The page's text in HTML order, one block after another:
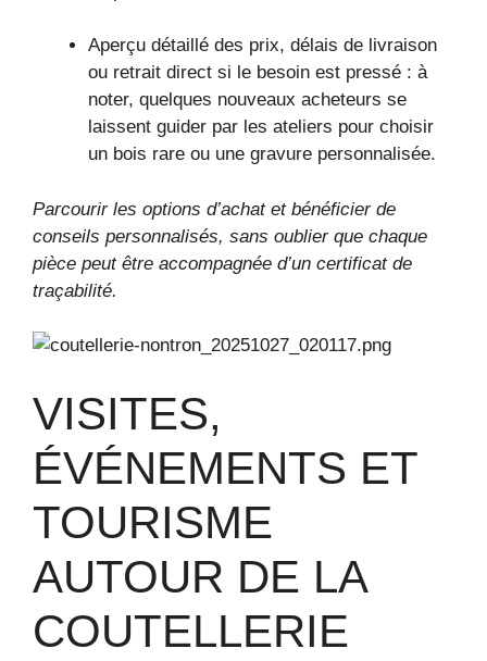
Aperçu détaillé des prix, délais de livraison
ou retrait direct si le besoin est pressé : à
noter, quelques nouveaux acheteurs se
laissent guider par les ateliers pour choisir
un bois rare ou une gravure personnalisée.
Parcourir les options d’achat et bénéficier de
conseils personnalisés, sans oublier que chaque
pièce peut être accompagnée d’un certificat de
traçabilité.
VISITES,
ÉVÉNEMENTS ET
TOURISME
AUTOUR DE LA
COUTELLERIE